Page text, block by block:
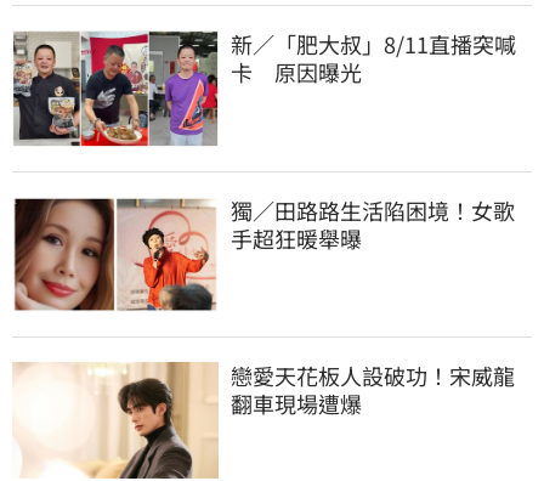
新／「肥大叔」8/11直播突喊
卡　原因曝光
獨／田路路生活陷困境！女歌
手超狂暖舉曝
戀愛天花板人設破功！宋威龍
翻車現場遭爆